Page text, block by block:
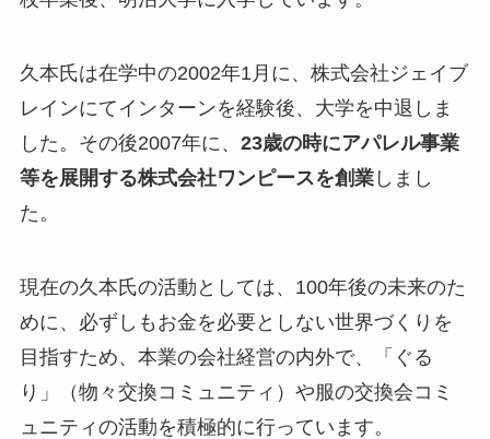
久本氏は在学中の2002年1月に、株式会社ジェイブ
レインにてインターンを経験後、大学を中退しま
した。その後2007年に、 23歳の時にアパレル事業
等を展開する株式会社ワンピースを創業しまし
た。
現在の久本氏の活動としては、 100年後の未来のた
めに、必ずしもお金を必要としない世界づくり を
目指すため、本業の会社経営の内外で、「ぐる
り」（物々交換コミュニティ）や服の交換会コミ
ュニティの活動を積極的に行っています。